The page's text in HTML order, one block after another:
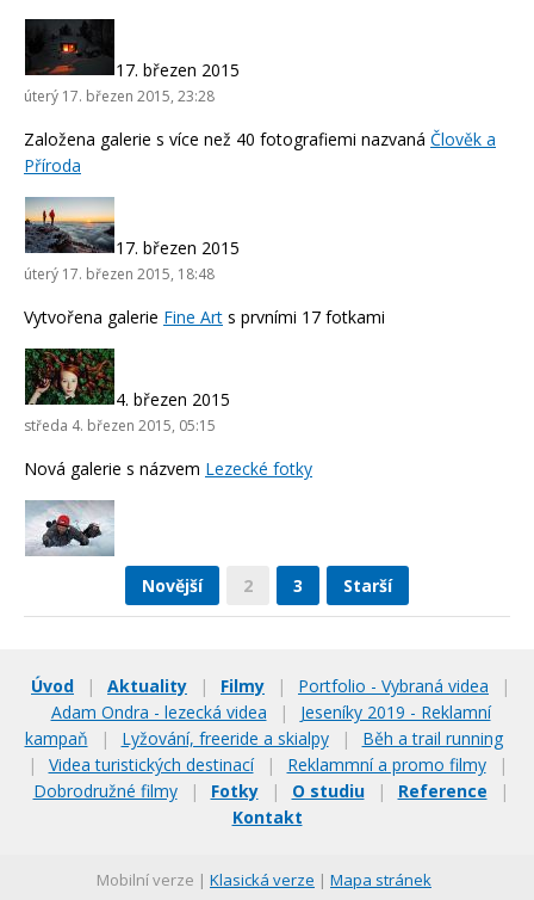
17. březen 2015
úterý 17. březen 2015, 23:28
Založena galerie s více než 40 fotografiemi nazvaná Člověk a
Příroda
17. březen 2015
úterý 17. březen 2015, 18:48
Vytvořena galerie Fine Art s prvními 17 fotkami
4. březen 2015
středa 4. březen 2015, 05:15
Nová galerie s názvem Lezecké fotky
Novější 2 3 Starší
Úvod | Aktuality | Filmy | Portfolio - Vybraná videa
|
Adam Ondra - lezecká videa
|
Jeseníky 2019 - Reklamní
kampaň
| Lyžování, freeride a skialpy |
Běh a trail running
|
Videa turistických destinací | Reklammní a promo filmy
|
Dobrodružné filmy
| Fotky | O studiu | Reference
|
Kontakt
Mobilní verze | Klasická verze | Mapa stránek